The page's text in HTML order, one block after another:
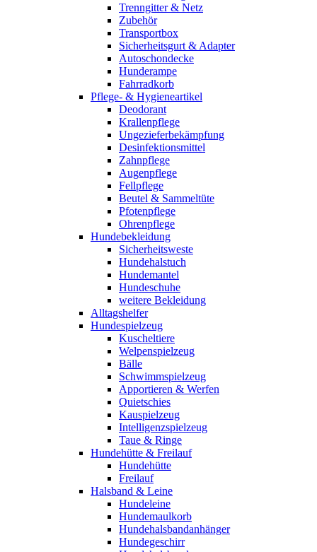
Trenngitter & Netz
Zubehör
Transportbox
Sicherheitsgurt & Adapter
Autoschondecke
Hunderampe
Fahrradkorb
Pflege- & Hygieneartikel
Deodorant
Krallenpflege
Ungezieferbekämpfung
Desinfektionsmittel
Zahnpflege
Augenpflege
Fellpflege
Beutel & Sammeltüte
Pfotenpflege
Ohrenpflege
Hundebekleidung
Sicherheitsweste
Hundehalstuch
Hundemantel
Hundeschuhe
weitere Bekleidung
Alltagshelfer
Hundespielzeug
Kuscheltiere
Welpenspielzeug
Bälle
Schwimmspielzeug
Apportieren & Werfen
Quietschies
Kauspielzeug
Intelligenzspielzeug
Taue & Ringe
Hundehütte & Freilauf
Hundehütte
Freilauf
Halsband & Leine
Hundeleine
Hundemaulkorb
Hundehalsbandanhänger
Hundegeschirr